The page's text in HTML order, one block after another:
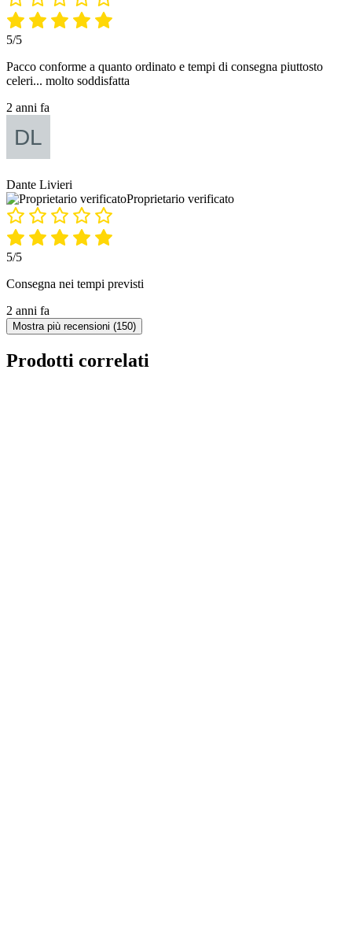
5/5
Pacco conforme a quanto ordinato e tempi di consegna piuttosto
celeri... molto soddisfatta
2 anni fa
Dante Livieri
Proprietario verificato
5/5
Consegna nei tempi previsti
2 anni fa
Mostra più recensioni (150)
Prodotti correlati